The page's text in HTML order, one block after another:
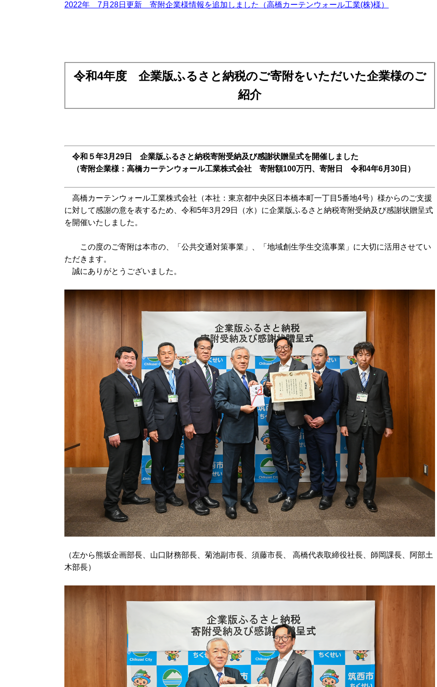
2022年 7月28日更新 寄附企業様情報を追加しました（高橋カーテンウォール工業(株)様）
令和4年度 企業版ふるさと納税のご寄附をいただいた企業様のご
紹介
令和５年3月29日 企業版ふるさと納税寄附受納及び感謝状贈呈式を開催しました
（寄附企業様：高橋カーテンウォール工業株式会社 寄附額100万円、寄附日 令和4年6月30日）
高橋カーテンウォール工業株式会社（本社：東京都中央区日本橋本町一丁目5番地4号）様からのご支援
に対して感謝の意を表するため、令和5年3月29日（水）に企業版ふるさと納税寄附受納及び感謝状贈呈式
を開催いたしました。
この度のご寄附は本市の、「公共交通対策事業」、「地域創生学生交流事業」に大切に活用させてい
ただきます。
誠にありがとうございました。
（左から熊坂企画部長、山口財務部長、菊池副市長、須藤市長、 高橋代表取締役社長、師岡課長、阿部土
木部長）